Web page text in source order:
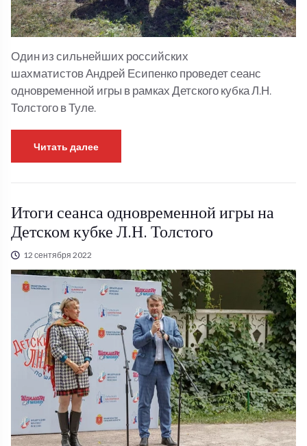
Один из сильнейших российских
шахматистов Андрей Есипенко проведет сеанс
одновременной игры в рамках Детского кубка Л.Н.
Толстого в Туле.
Читать далее
Итоги сеанса одновременной игры на
Детском кубке Л.Н. Толстого
12 сентября 2022